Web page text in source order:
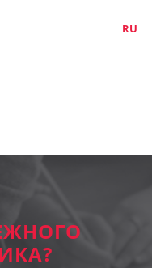
RU